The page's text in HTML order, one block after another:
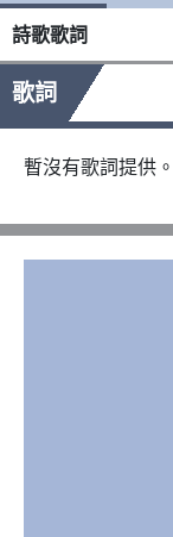
詩歌歌詞
歌詞
暫沒有歌詞提供。